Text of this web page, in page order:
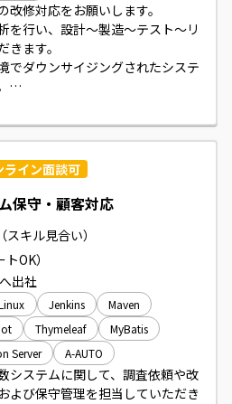
修対応をお願いします。
を行い、設計～製造～テスト～リ
ます。
でダウンサイジングされたシステ
互換）で構築された業務ア
IBM MQ、HULFT、A-AUTOなど
す。
ライン面談可
保守・顧客対応
（スキル見合い）
OK）
出社
Jenkins
Maven
Thymeleaf
MyBatis
Server
A-AUTO
システムに関して、調査依頼や改
よび保守管理を担当していただき